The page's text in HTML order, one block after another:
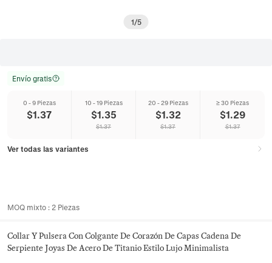
1/5
Envío gratis
0 - 9 Piezas
$1.37
10 - 19 Piezas
$1.35
$1.37
20 - 29 Piezas
$1.32
$1.37
≥ 30 Piezas
$1.29
$1.37
Ver todas las variantes
MOQ mixto : 2 Piezas
Collar Y Pulsera Con Colgante De Corazón De Capas Cadena De
Serpiente Joyas De Acero De Titanio Estilo Lujo Minimalista